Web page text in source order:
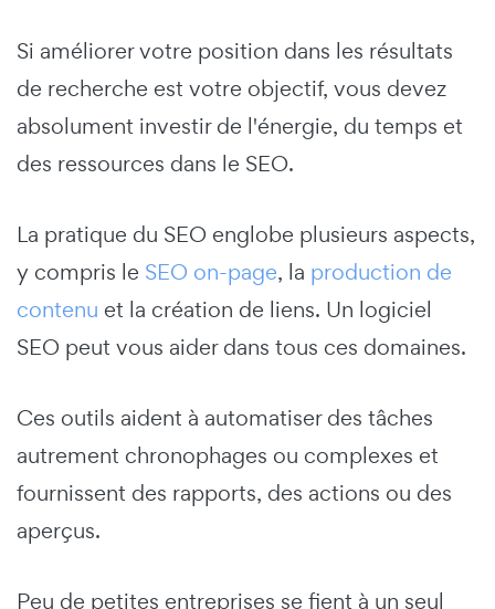
Si améliorer votre position dans les résultats
de recherche est votre objectif, vous devez
absolument investir de l'énergie, du temps et
des ressources dans le SEO.
La pratique du SEO englobe plusieurs aspects,
y compris le SEO on-page, la production de
contenu et la création de liens. Un logiciel
SEO peut vous aider dans tous ces domaines.
Ces outils aident à automatiser des tâches
autrement chronophages ou complexes et
fournissent des rapports, des actions ou des
aperçus.
Peu de petites entreprises se fient à un seul